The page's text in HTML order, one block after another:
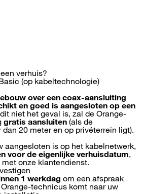
verhuis?
(op kabeltechnologie)
over een coax-aansluiting
en goed is aangesloten op een
niet het geval is, zal de Orange-
gratis aansluiten (als de
20 meter en op privéterrein ligt).
aangesloten is op het kabelnetwerk,
voor de eigenlijke verhuisdatum,
onze klantendienst.
1 werkdag om een afspraak
technicus komt naar uw